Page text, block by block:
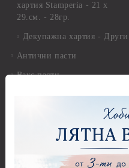
хартия Stamperia - 21 х
29.см. - 28гр.
Декупажна хартия - Други
Антични пасти
Вакс пасти
Грунд, Основи, Релефни
Лакове и защитни покрития